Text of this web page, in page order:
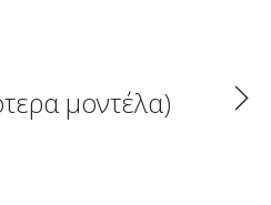
μοντέλα)